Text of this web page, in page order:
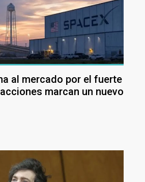
al mercado por el fuerte
marcan un nuevo